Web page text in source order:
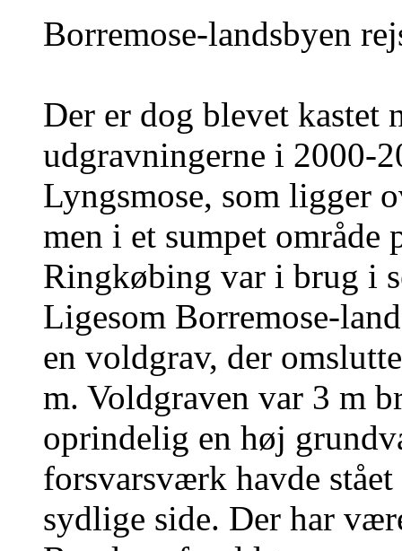
Borremose-landsbyen
Der er dog blevet kastet
udgravningerne i 2000-
Lyngsmose, som ligger
men i et sumpet
Ringkøbing var i brug i
Ligesom Borremose-
en voldgrav, der
m. Voldgraven var 3 m
oprindelig en høj
forsvarsværk havde
sydlige side. Der har